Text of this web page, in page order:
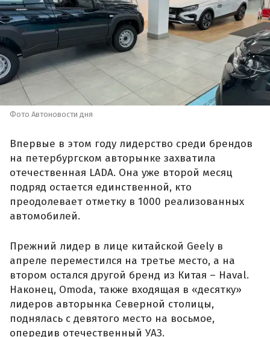
Фото Автоновости дня
Впервые в этом году лидерство среди брендов
на петербургском авторынке захватила
отечественная LADA. Она уже второй месяц
подряд остается единственной, кто
преодолевает отметку в 1000 реализованных
автомобилей.
Прежний лидер в лице китайской Geely в
апреле переместился на третье место, а на
втором остался другой бренд из Китая – Haval.
Наконец, Omoda, также входящая в «десятку»
лидеров авторынка Северной столицы,
поднялась с девятого место на восьмое,
опередив отечественный УАЗ.